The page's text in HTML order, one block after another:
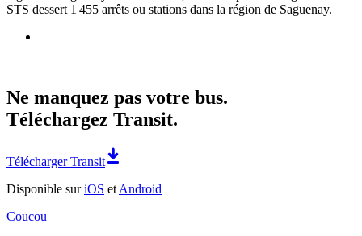
STS dessert 1 455 arrêts ou stations dans la région de Saguenay.
Ne manquez pas votre bus.
Téléchargez Transit.
Télécharger Transit
Disponible suriOS et Android
Coucou